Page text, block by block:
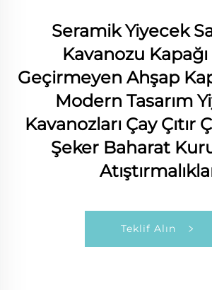
Seramik Yiyecek
Kavanozu
Geçirmeyen Ahşap
Modern Tasarım
Kavanozları Çay Çıtır
Şeker Baharat
Teklif Alın